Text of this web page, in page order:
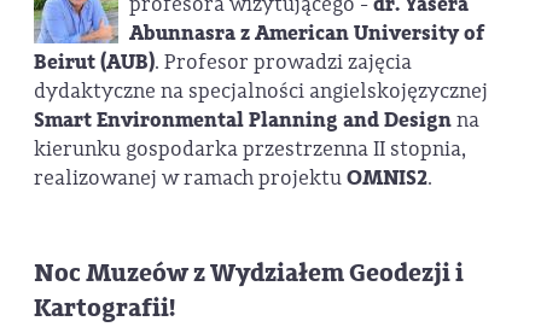
Abunnasra z American University of
Beirut (AUB). Profesor prowadzi zajęcia
dydaktyczne na specjalności angielskojęzycznej
Smart Environmental Planning and Designna
kierunku gospodarka przestrzenna II stopnia,
realizowanej w ramach projektuOMNIS2.
Noc Muzeów z Wydziałem Geodezji i
Kartografii!